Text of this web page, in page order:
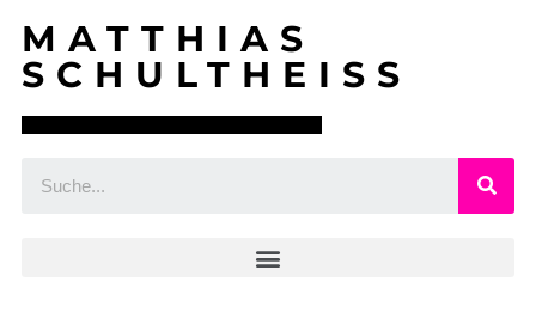
MATTHIAS
SCHULTHEISS